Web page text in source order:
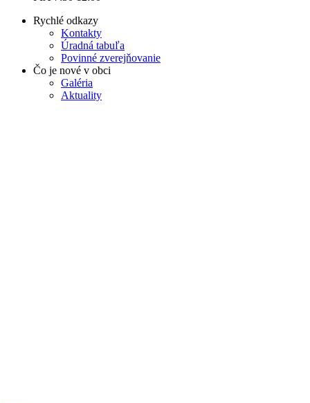
Rychlé odkazy
Kontakty
Úradná tabuľa
Povinné zverejňovanie
Čo je nové v obci
Galéria
Aktuality